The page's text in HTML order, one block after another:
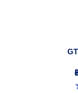
OrthoLite™ X-30
Sockliner that
moisture
AHARPLUS™
4.0